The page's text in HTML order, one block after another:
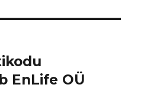
EnLife OÜ